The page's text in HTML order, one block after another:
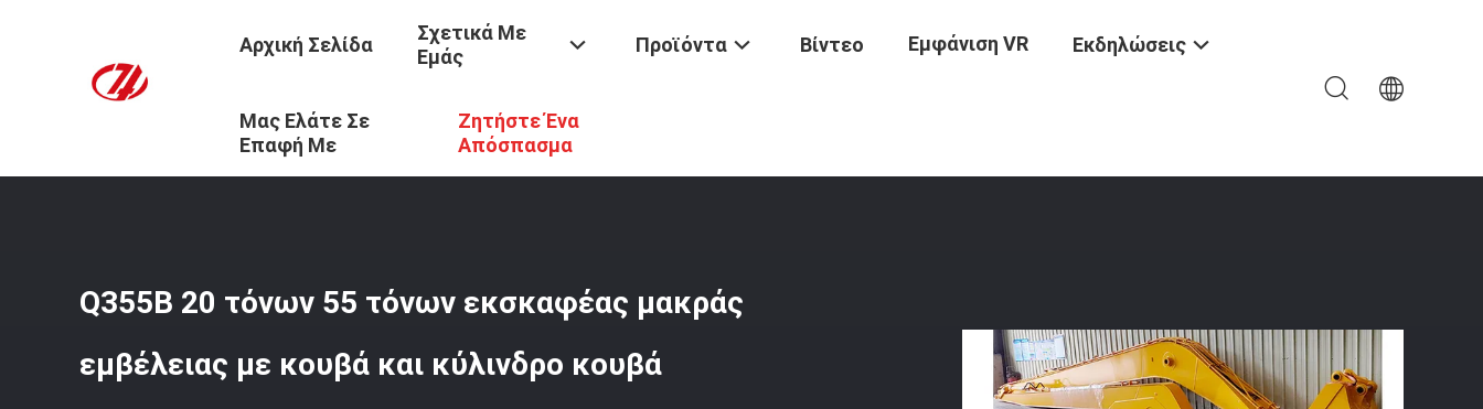
Αρχική Σελίδα
Σχετικά Με
Εμάς
Προϊόντα Βίντεο Εμφάνιση VR Εκδηλώσεις
Μας Ελάτε Σε
Επαφή Με
Ζητήστε Ένα
Απόσπασμα
Προϊόντα / Μακροχρόνιος Βραχίονας Προσιτότητας Εκσκαφέων
Q355B 20 τόνων 55 τόνων εκσκαφέας μακράς
εμβέλειας με κουβά και κύλινδρο κουβά